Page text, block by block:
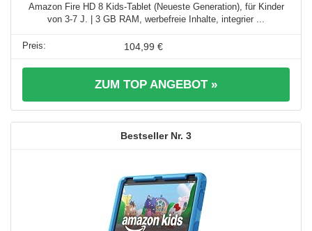
Amazon Fire HD 8 Kids-Tablet (Neueste Generation), für Kinder
von 3-7 J. | 3 GB RAM, werbefreie Inhalte, integrier ...
104,99 €
ZUM TOP ANGEBOT »
3